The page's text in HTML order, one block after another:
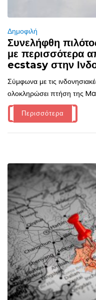
Δημοφιλή
Συνελήφθη
με περισσότερα
ecstasy στην
Σύμφωνα με τις
ολοκληρώσει πτήση της
Περισσότερα